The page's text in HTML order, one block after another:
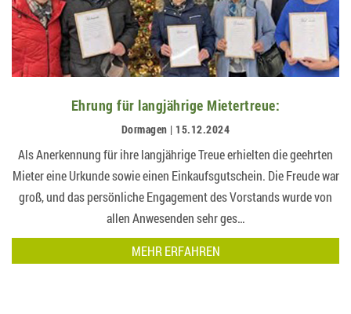
Ehrung für langjährige Mietertreue:
Dormagen | 15.12.2024
Als Anerkennung für ihre langjährige Treue erhielten die geehrten
Mieter eine Urkunde sowie einen Einkaufsgutschein. Die Freude war
groß, und das persönliche Engagement des Vorstands wurde von
allen Anwesenden sehr ges…
MEHR ERFAHREN